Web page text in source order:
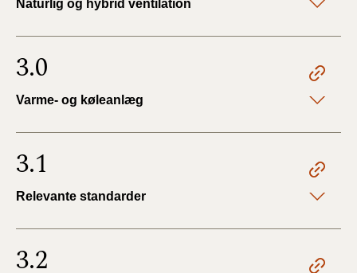
Naturlig og hybrid ventilation
3.0
Varme- og køleanlæg
3.1
Relevante standarder
3.2